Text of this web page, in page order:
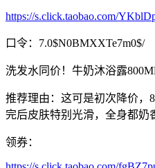
https://s.click.taobao.com/
口令：7.0$N0BMXXTe7m0$/
洗发水同价！牛奶沐浴露
推荐理由：这可是初次降价，
完后皮肤特别光滑，全身都奶
领券：